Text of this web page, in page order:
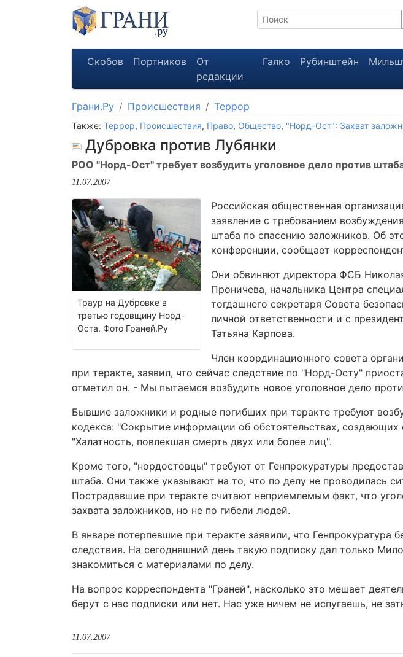
Скобов Портников
От
редакции
Галко Рубинштейн
Грани.Ру Происшествия Террор
Также: Террор, Происшествия, Право, Общество, "Норд-Ост": Захват
Дубровка против Лубянки
РОО "Норд-Ост" требует возбудить уголовное дело против
11.07.2007
Траур на Дубровке в
третью годовщину Норд-
Оста. Фото Граней.Ру
Российская общественная
заявление с требованием
штаба по спасению заложников. Об
конференции, сообщает
Они обвиняют директора ФСБ
Проничева, начальника Центра
тогдашнего секретаря Совета
личной ответственности и с
Татьяна Карпова.
Член координационного совета
при теракте, заявил, что сейчас следствие по "Норд-Осту"
отметил он. - Мы пытаемся возбудить новое уголовное дело
Бывшие заложники и родные погибших при теракте требуют
кодекса: "Сокрытие информации об обстоятельствах,
"Халатность, повлекшая смерть двух или более лиц".
Кроме того, "нордостовцы" требуют от Генпрокуратуры
штаба. Они также указывают на то, что по делу не проводилась
Пострадавшие при теракте считают неприемлемым факт, что
захвата заложников, но не по гибели людей.
В январе потерпевшие при теракте заявили, что Генпрокуратура
следствия. На сегодняшний день такую подписку дал только
знакомиться с материалами по делу.
На вопрос корреспондента "Граней", насколько это мешает
берут с нас подписки или нет. Нас уже ничем не испугаешь, не
11.07.2007